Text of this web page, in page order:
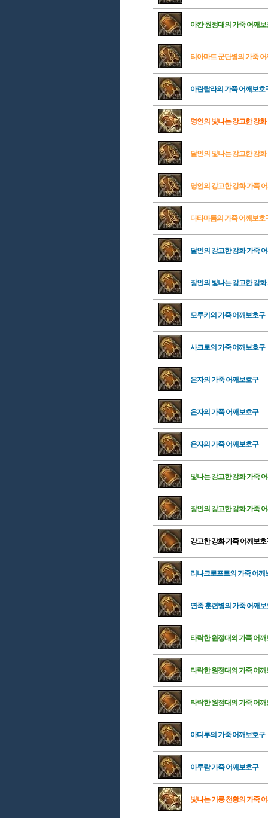
아칸 원정대의 가죽 어깨보
티아마트 군단병의 가죽
아란탈라의 가죽 어깨보호
명인의 빛나는 강고한 강
달인의 빛나는 강고한 강
명인의 강고한 강화 가죽
다타마룸의 가죽 어깨보호
달인의 강고한 강화 가죽
장인의 빛나는 강고한 강
모루키의 가죽 어깨보호구
사크로의 가죽 어깨보호구
은자의 가죽 어깨보호구
은자의 가죽 어깨보호구
은자의 가죽 어깨보호구
빛나는 강고한 강화 가죽
장인의 강고한 강화 가죽
강고한 강화 가죽 어깨보호
리나크로프트의 가죽 어깨
연족 훈련병의 가죽 어깨보
타락한 원정대의 가죽 어
타락한 원정대의 가죽 어
타락한 원정대의 가죽 어
아디루의 가죽 어깨보호구
아투람 가죽 어깨보호구
빛나는 기룡 천황의 가죽